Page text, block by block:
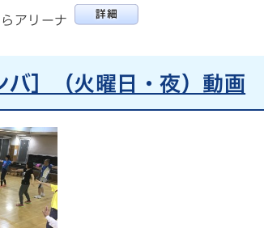
アリーナ
］（火曜日・夜）動画